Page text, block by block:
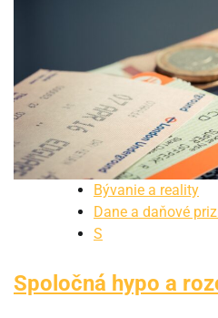
Bývanie a reality
Dane a daňové
S
Spoločná hypo a